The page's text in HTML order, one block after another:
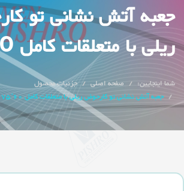
جعبه آتش نشانی تو
ریلی با متعلقات کامل 60*75
شما اینجایین: صفحه اصلی
جزئیات محصول
جعبه آتش نشانی تو کارحوض ریلی با متعلقات کامل 60*75